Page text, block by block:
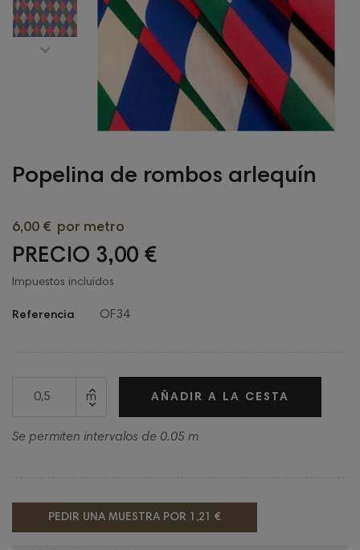
Popelina de rombos arlequín
6,00 € por metro
PRECIO 3,00 €
Impuestos incluidos
Referencia OF34
m AÑADIR A LA CESTA
Se permiten intervalos de 0.05 m
PEDIR UNA MUESTRA POR 1,21 €